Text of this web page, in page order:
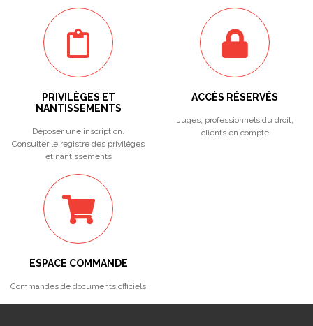
PRIVILÈGES ET
NANTISSEMENTS
Déposer une inscription.
Consulter le registre des privilèges
et nantissements
ACCÈS RÉSERVÉS
Juges, professionnels du droit,
clients en compte
ESPACE COMMANDE
Commandes de documents officiels